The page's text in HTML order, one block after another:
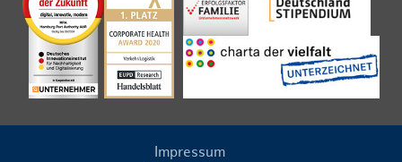
Impressum